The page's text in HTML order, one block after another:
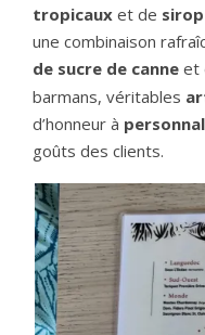
tropicaux et de
une combinaison
de sucre de canne et
barmans, véritables
d’honneur à
goûts des clients.